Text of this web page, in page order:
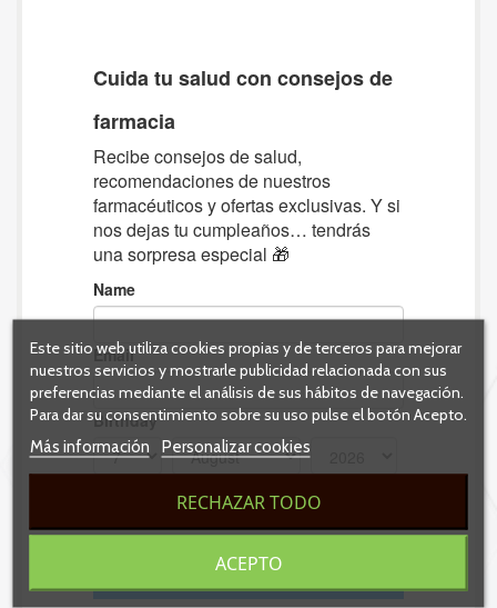
Este sitio web utiliza cookies propias y de terceros para mejorar
nuestros servicios y mostrarle publicidad relacionada con sus
preferencias mediante el análisis de sus hábitos de navegación.
Para dar su consentimiento sobre su uso pulse el botón Acepto.
Más información
Personalizar cookies
RECHAZAR TODO
ACEPTO